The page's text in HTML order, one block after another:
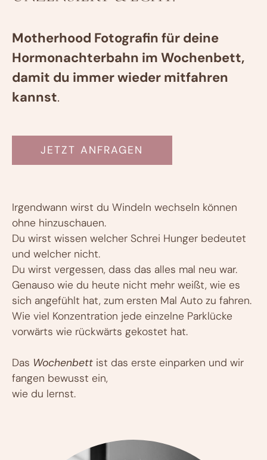
Motherhood Fotografin für deine
Hormonachterbahn im Wochenbett,
damit du immer wieder mitfahren
kannst.
JETZT ANFRAGEN
Irgendwann wirst du Windeln wechseln können
ohne hinzuschauen.
Du wirst wissen welcher Schrei Hunger bedeutet
und welcher nicht.
Du wirst vergessen, dass das alles mal neu war.
Genauso wie du heute nicht mehr weißt, wie es
sich angefühlt hat, zum ersten Mal Auto zu fahren.
Wie viel Konzentration jede einzelne Parklücke
vorwärts wie rückwärts gekostet hat.
Das Wochenbett ist das erste einparken und wir
fangen bewusst ein,
wie du lernst.